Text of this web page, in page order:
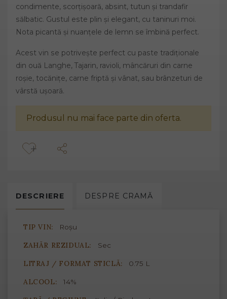
condimente, scorțișoară, absint, tutun și trandafir
sălbatic. Gustul este plin și elegant, cu taninuri moi.
Nota picantă și nuanțele de lemn se îmbină perfect.
Acest vin se potrivește perfect cu paste tradiționale
din ouă Langhe, Tajarin, ravioli, mâncăruri din carne
roșie, tocănițe, carne friptă și vânat, sau brânzeturi de
vârstă ușoară.
Produsul nu mai face parte din oferta.
DESCRIERE DESPRE CRAMĂ
TIP VIN: Roșu
ZAHĂR REZIDUAL: Sec
LITRAJ / FORMAT STICLĂ: 0.75 L
ALCOOL: 14%